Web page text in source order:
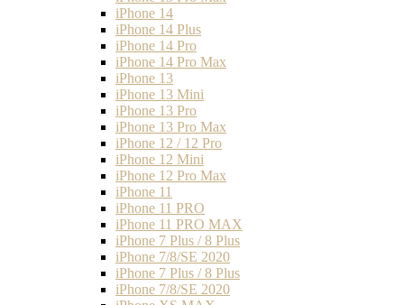
iPhone 14
iPhone 14 Plus
iPhone 14 Pro
iPhone 14 Pro Max
iPhone 13
iPhone 13 Mini
iPhone 13 Pro
iPhone 13 Pro Max
iPhone 12 / 12 Pro
iPhone 12 Mini
iPhone 12 Pro Max
iPhone 11
iPhone 11 PRO
iPhone 11 PRO MAX
iPhone 7 Plus / 8 Plus
iPhone 7/8/SE 2020
iPhone 7 Plus / 8 Plus
iPhone 7/8/SE 2020